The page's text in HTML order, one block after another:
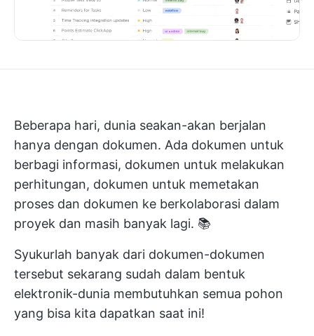
Beberapa hari, dunia seakan-akan berjalan
hanya dengan dokumen. Ada dokumen untuk
berbagi informasi, dokumen untuk melakukan
perhitungan, dokumen untuk memetakan
proses dan dokumen ke berkolaborasi dalam
proyek dan masih banyak lagi. 📚
Syukurlah banyak dari dokumen-dokumen
tersebut sekarang sudah dalam bentuk
elektronik-dunia membutuhkan semua pohon
yang bisa kita dapatkan saat ini!